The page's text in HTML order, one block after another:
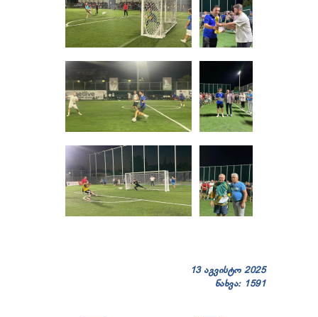
13 აგვისტო 2025
ნახვა: 1591